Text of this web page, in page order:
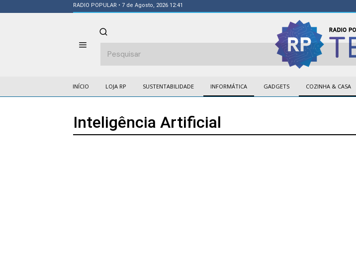
RADIO POPULAR • 7 de Agosto, 2026 12:41
INÍCIO LOJA RP SUSTENTABILIDADE INFORMÁTICA GADGETS COZINHA & CASA
Inteligência Artificial